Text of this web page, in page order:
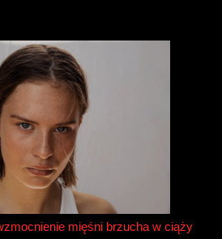
mięśni brzucha w ciąży